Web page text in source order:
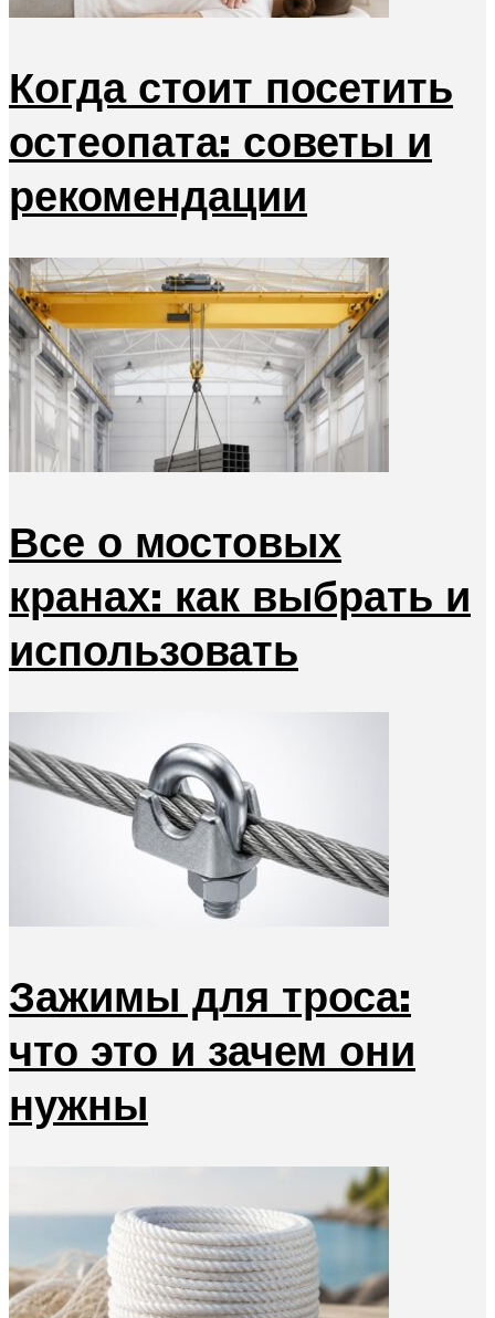
Когда стоит посетить
остеопата: советы и
рекомендации
Все о мостовых
кранах: как выбрать и
использовать
Зажимы для троса:
что это и зачем они
нужны